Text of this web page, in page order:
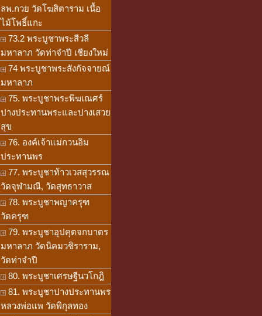
ลพ.กวย วัดโฆสิตาราม เนื้อ
ไม้โพธิ์แกะ
73.2 พระบูชาพระสีวลี
มหาลาภ วัดท่าจำปี เชียงใหม่
74 พระบูชาพระสังกัจจายณ์
มหาลาภ
75. พระบูชาพระพิฆเณศร์
ปางประทานพระและปางเสวย
สุข
76. องค์เจ้าแม่กวนอิม
ประทานพร
77. พระบูชาท้าวเวสสุวรรณ
วัดจุฬามณี, วัดสุทธาวาส
78. พระบูชาพญาครุฑ
วัดครุฑ
79. พระบูชาอุปคุตจกบาตร
มหาลาภ วัดนิคมวชิราราม,
วัดท่าจำปี
80. พระบูชาเศรษฐีนวโกฎิ
81. พระบูชาปางประทานพร
หลวงพ่อแพ วัดพิกุลทอง